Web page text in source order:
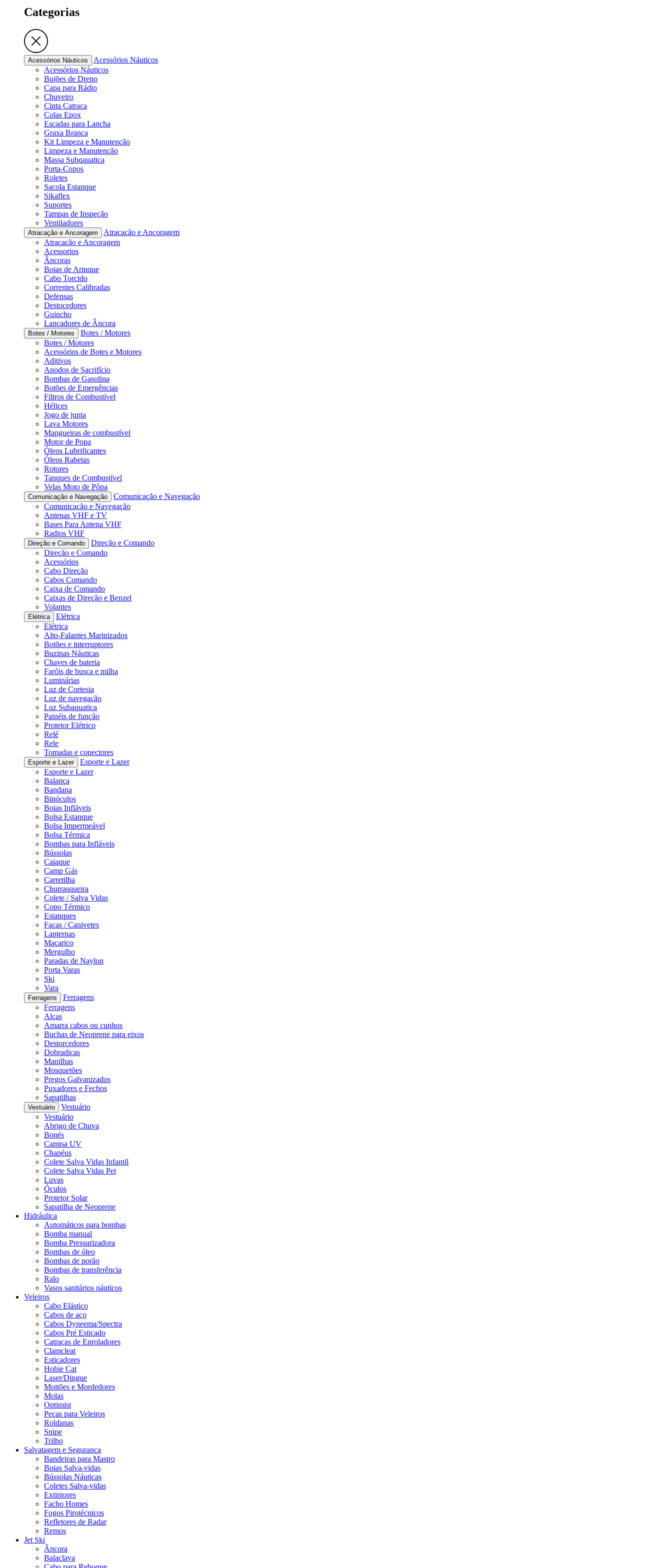
Categorias
Acessórios Náuticos
Acessórios Náuticos
Acessórios Náuticos
Bujões de Dreno
Capa para Rádio
Chuveiro
Cinta Catraca
Colas Epox
Escadas para Lancha
Graxa Branca
Kit Limpeza e Manutenção
Limpeza e Manutenção
Massa Subqauatica
Porta-Copos
Roletes
Sacola Estanque
Sikaflex
Suportes
Tampas de Inspeção
Ventiladores
Atracação e Ancoragem
Atracação e Ancoragem
Atracação e Ancoragem
Acessorios
Âncoras
Boias de Arinque
Cabo Torcido
Correntes Calibradas
Defensas
Destocedores
Guincho
Lançadores de Âncora
Botes / Motores
Botes / Motores
Botes / Motores
Acessórios de Botes e Motores
Aditivos
Anodos de Sacrifício
Bombas de Gasolina
Botões de Emergências
Filtros de Combustível
Hélices
Jogo de junta
Lava Motores
Mangueiras de combustível
Motor de Popa
Óleos Lubrificantes
Óleos Rabetas
Rotores
Tanques de Combustível
Velas Moto de Pôpa
Comunicação e Navegação
Comunicação e Navegação
Comunicação e Navegação
Antenas VHF e TV
Bases Para Antena VHF
Radios VHF
Direção e Comando
Direção e Comando
Direção e Comando
Acessórios
Cabo Direção
Cabos Comando
Caixa de Comando
Caixas de Direção e Benzel
Volantes
Elétrica
Elétrica
Elétrica
Alto-Falantes Marinizados
Botões e interruptores
Buzinas Náuticas
Chaves de bateria
Faróis de busca e milha
Luminárias
Luz de Cortesia
Luz de navegação
Luz Subaquatica
Painéis de função
Protetor Elétrico
Relé
Rele
Tomadas e conectores
Esporte e Lazer
Esporte e Lazer
Esporte e Lazer
Balança
Bandana
Binóculos
Boias Infláveis
Bolsa Estanque
Bolsa Impermeável
Bolsa Térmica
Bombas para Infláveis
Bússolas
Caiaque
Camp Gás
Carretilha
Churrasqueira
Colete / Salva Vidas
Copo Térmico
Estanques
Facas / Canivetes
Lanternas
Maçarico
Mergulho
Paradas de Naylon
Porta Varas
Ski
Vara
Ferragens
Ferragens
Ferragens
Alças
Amarra cabos ou cunhos
Buchas de Neoprene para eixos
Destorcedores
Dobradiças
Manilhas
Mosquetões
Pregos Galvanizados
Puxadores e Fechos
Sapatilhas
Vestuário
Vestuário
Vestuário
Abrigo de Chuva
Bonés
Camisa UV
Chapéus
Colete Salva Vidas Infantil
Colete Salva Vidas Pet
Luvas
Óculos
Protetor Solar
Sapatilha de Neoprene
Hidráulica
Automáticos para bombas
Bomba manual
Bomba Pressurizadora
Bombas de óleo
Bombas de porão
Bombas de transferência
Ralo
Vasos sanitários náuticos
Veleiros
Cabo Elástico
Cabos de aço
Cabos Dyneema/Spectra
Cabos Pré Esticado
Catracas de Enroladores
Clamcleat
Esticadores
Hobie Cat
Laser/Dingue
Moitões e Mordedores
Molas
Optimist
Peças para Veleiros
Roldanas
Snipe
Trilho
Salvatagem e Segurança
Bandeiras para Mastro
Boias Salva-vidas
Bússolas Náuticas
Coletes Salva-vidas
Extintores
Facho Homes
Fogos Pirotécnicos
Refletores de Radar
Remos
Jet Ski
Âncora
Balaclava